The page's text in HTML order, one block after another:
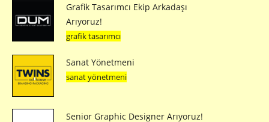
Grafik Tasarımcı Ekip Arkadaşı
Arıyoruz!
grafik tasarımcı
Sanat Yönetmeni
sanat yönetmeni
Senior Graphic Designer Arıyoruz!